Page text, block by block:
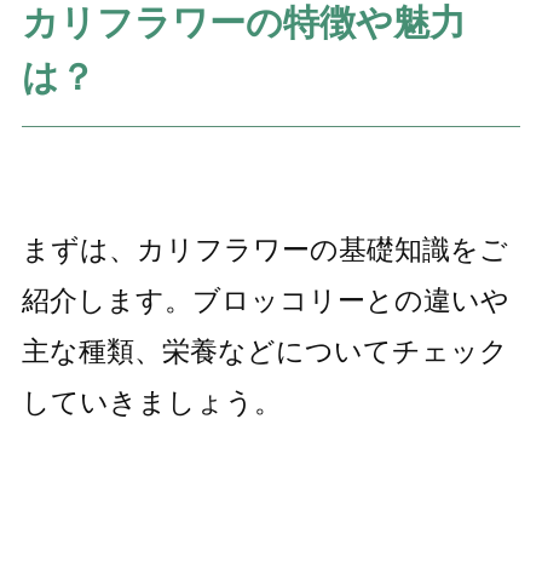
カリフラワーの特徴や魅力
は？
まずは、カリフラワーの基礎知識をご
紹介します。ブロッコリーとの違いや
主な種類、栄養などについてチェック
していきましょう。